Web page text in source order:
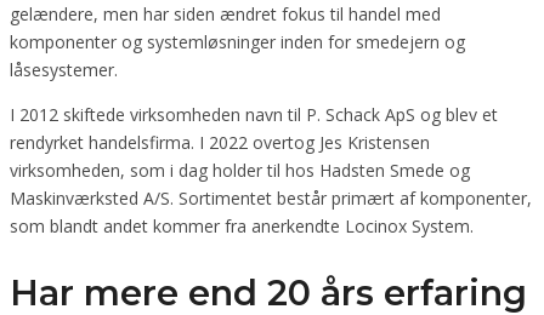
gelændere, men har siden ændret fokus til handel med
komponenter og systemløsninger inden for smedejern og
låsesystemer.
I 2012 skiftede virksomheden navn til P. Schack ApS og blev et
rendyrket handelsfirma. I 2022 overtog Jes Kristensen
virksomheden, som i dag holder til hos Hadsten Smede og
Maskinværksted A/S. Sortimentet består primært af komponenter,
som blandt andet kommer fra anerkendte Locinox System.
Har mere end 20 års erfaring